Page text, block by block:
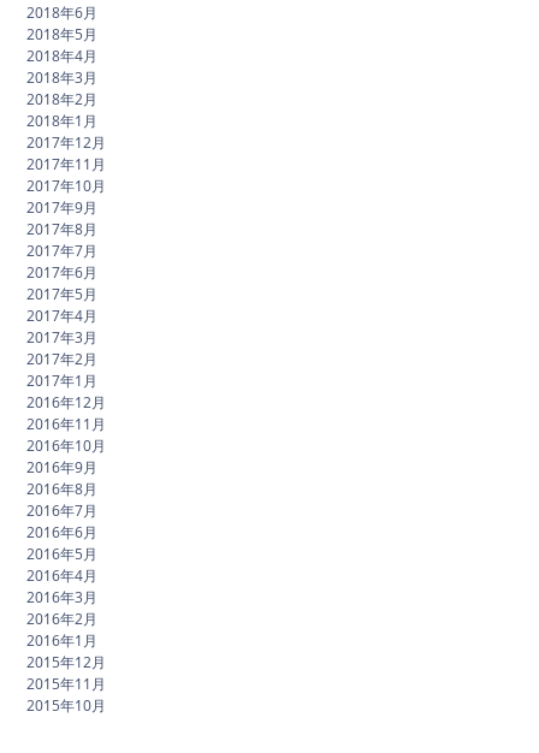
2018年6月
2018年5月
2018年4月
2018年3月
2018年2月
2018年1月
2017年12月
2017年11月
2017年10月
2017年9月
2017年8月
2017年7月
2017年6月
2017年5月
2017年4月
2017年3月
2017年2月
2017年1月
2016年12月
2016年11月
2016年10月
2016年9月
2016年8月
2016年7月
2016年6月
2016年5月
2016年4月
2016年3月
2016年2月
2016年1月
2015年12月
2015年11月
2015年10月